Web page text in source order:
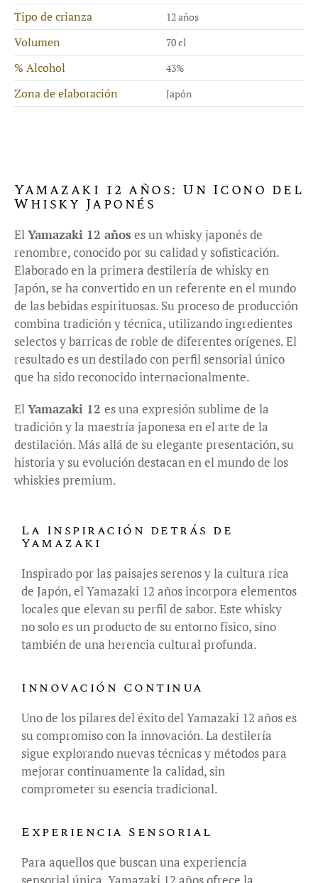
Tipo de crianza 12 años
Volumen 70 cl
% Alcohol 43%
Zona de elaboración Japón
Yamazaki 12 años: Un Icono del
Whisky Japonés
ElYamazaki 12 años es un whisky japonés de
renombre, conocido por su calidad y sofisticación.
Elaborado en la primera destilería de whisky en
Japón, se ha convertido en un referente en el mundo
de las bebidas espirituosas. Su proceso de producción
combina tradición y técnica, utilizando ingredientes
selectos y barricas de roble de diferentes orígenes. El
resultado es un destilado con perfil sensorial único
que ha sido reconocido internacionalmente.
ElYamazaki 12 es una expresión sublime de la
tradición y la maestría japonesa en el arte de la
destilación. Más allá de su elegante presentación, su
historia y su evolución destacan en el mundo de los
whiskies premium.
La Inspiración detrás de
Yamazaki
Inspirado por las paisajes serenos y la cultura rica
de Japón, el Yamazaki 12 años incorpora elementos
locales que elevan su perfil de sabor. Este whisky
no solo es un producto de su entorno físico, sino
también de una herencia cultural profunda.
Innovación Continua
Uno de los pilares del éxito del Yamazaki 12 años es
su compromiso con la innovación. La destilería
sigue explorando nuevas técnicas y métodos para
mejorar continuamente la calidad, sin
comprometer su esencia tradicional.
Experiencia Sensorial
Para aquellos que buscan una experiencia